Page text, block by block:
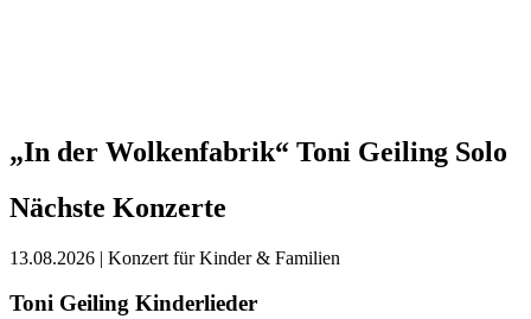
„In der Wolkenfabrik“ Toni Geiling Solo
Nächste Konzerte
13.08.2026 | Konzert für Kinder & Familien
Toni Geiling Kinderlieder